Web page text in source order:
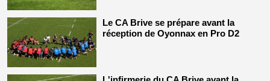
Le CA Brive se prépare avant la
réception de Oyonnax en Pro D2